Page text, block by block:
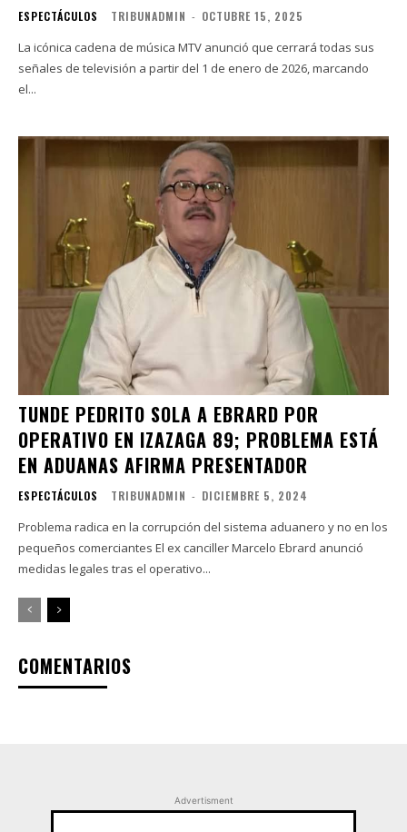
ESPECTÁCULOS TRIBUNADMIN - OCTUBRE 15, 2025
La icónica cadena de música MTV anunció que cerrará todas sus
señales de televisión a partir del 1 de enero de 2026, marcando
el...
TUNDE PEDRITO SOLA A EBRARD POR
OPERATIVO EN IZAZAGA 89; PROBLEMA ESTÁ
EN ADUANAS AFIRMA PRESENTADOR
ESPECTÁCULOS TRIBUNADMIN - DICIEMBRE 5, 2024
Problema radica en la corrupción del sistema aduanero y no en los
pequeños comerciantes El ex canciller Marcelo Ebrard anunció
medidas legales tras el operativo...
COMENTARIOS
Advertisment